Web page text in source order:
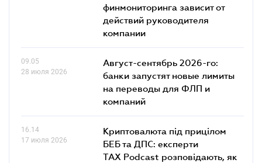
финмониторинга зависит от
действий руководителя
компании
09.05
28 июля 2026
Август-сентябрь 2026-го:
банки запустят новые лимиты
на переводы для ФЛП и
компаний
16.14
17 июля 2026
Криптовалюта під прицілом
БЕБ та ДПС: експерти
TAX Podcast розповідають, як